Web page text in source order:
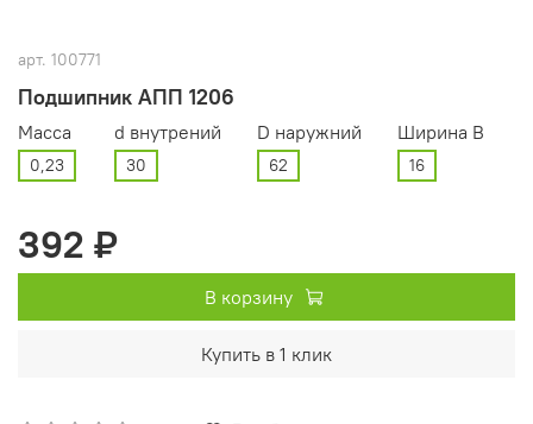
арт. 100771
Подшипник АПП 1206
Масса
0,23
d внутрений
30
D наружний
62
Ширина В
16
392 ₽
В корзину
Купить в 1 клик